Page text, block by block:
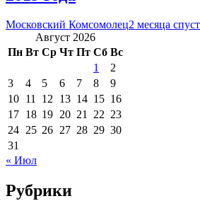
Московский Комсомолец2 месяца
Август 2026
Пн Вт Ср Чт Пт Сб Вс
1
2
3
4 5 6 7 8
9
10 11 12 13 14 15 16
17 18 19 20 21 22 23
24 25 26 27 28 29 30
31
« Июл
Рубрики